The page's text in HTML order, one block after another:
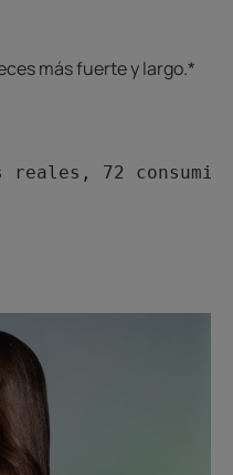
más fuerte y largo.*
reales, 72